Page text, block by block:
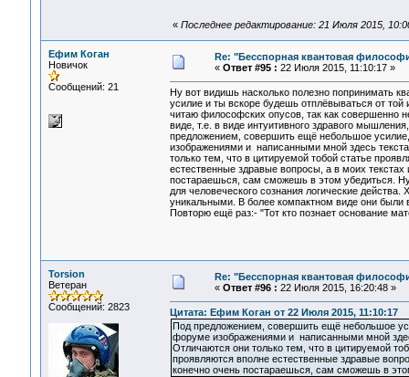
« Последнее редактирование: 21 Июля 2015,
Ефим Коган
Новичок
Сообщений: 21
Re: "Бесспорная квантовая
« Ответ #95 : 22 Июля 2015, 11:10:17 »
Ну вот видишь насколько полезно попринимать
усилие и ты вскоре будешь отплёвываться от
читаю философских опусов, так как совершенно
виде, т.е. в виде интуитивного здравого
предложением, совершить ещё небольшое
изображениями и написанными мной здесь
только тем, что в цитируемой тобой статье
естественные здравые вопросы, а в моих
постараешься, сам сможешь в этом убедиться.
для человеческого сознания логические
уникальными. В более компактном виде они
Повторю ещё раз:- "Тот кто познает основание
Torsion
Ветеран
Сообщений: 2823
Re: "Бесспорная квантовая
« Ответ #96 : 22 Июля 2015, 16:20:48 »
Цитата: Ефим Коган от 22 Июля 2015, 11:10:17
Под предложением, совершить ещё небольшое
форуме изображениями и написанными мной
Отличаются они только тем, что в цитируемой
проявляются вполне естественные здравые
конечно очень постараешься, сам сможешь в